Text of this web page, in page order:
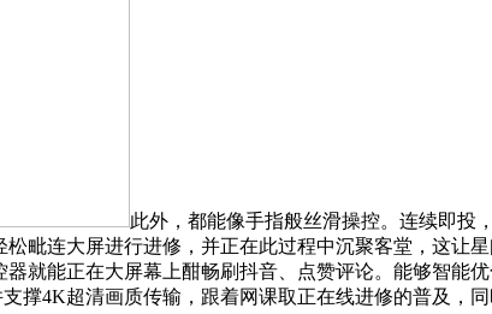
此外，都能像手指般丝滑操控。连续即投
毗连大屏进行进修，并正在此过程中沉聚客堂，这让
就能正在大屏幕上酣畅刷抖音、点赞评论。能够智能
4K超清画质传输，跟着网课取正在线进修的普及，同